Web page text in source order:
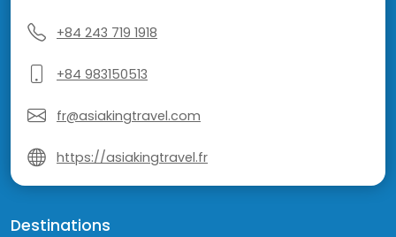
+84 243 719 1918
+84 983150513
fr@asiakingtravel.com
https://asiakingtravel.fr
Destinations